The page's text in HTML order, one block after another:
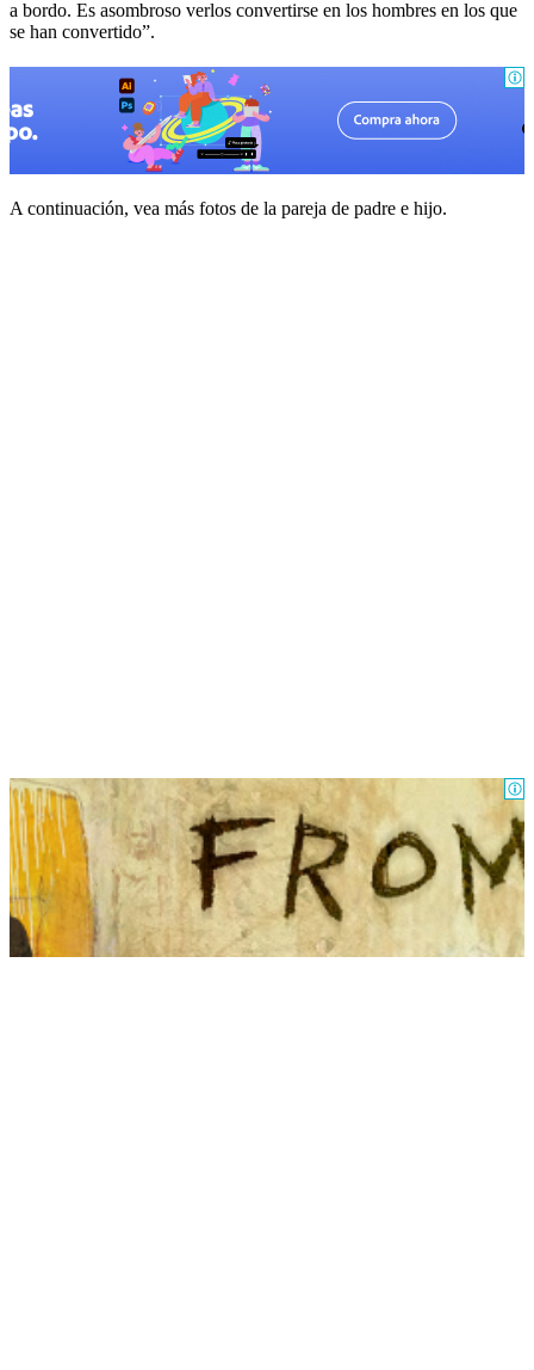
a bordo. Es asombroso verlos convertirse en los hombres en los que
se han convertido”.
A continuación, vea más fotos de la pareja de padre e hijo.